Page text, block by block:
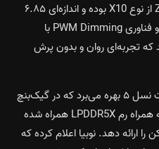
فاش کرده است. نمایشگر Z80 Ultra از نوع X10 بوده و اندازه‌ای ۶.۸۵
اینچی دارد، از نرخ نوسازی ۱۴۴ هرتز و فناوری PWM Dimming با
می‌کند که تجربه‌ای روان و بدون پرش
بهره می‌برد که درگیک‌بنچ
و با ذخیره‌ساز UFS 4.1 به همراه رم LPDDR5X همراه شده
ارائه دهد. نوبیا اعلام کرده که